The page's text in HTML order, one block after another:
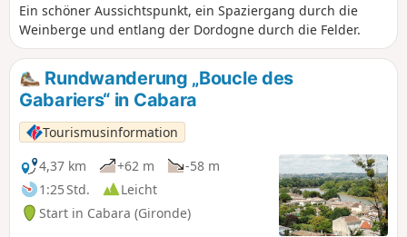
Ein schöner Aussichtspunkt, ein Spaziergang durch die
Weinberge und entlang der Dordogne durch die Felder.
Rundwanderung „Boucle des
Gabariers“ in Cabara
Tourismusinformation
4,37 km
+62 m
-58 m
1:25 Std.
Leicht
Start in Cabara (Gironde)